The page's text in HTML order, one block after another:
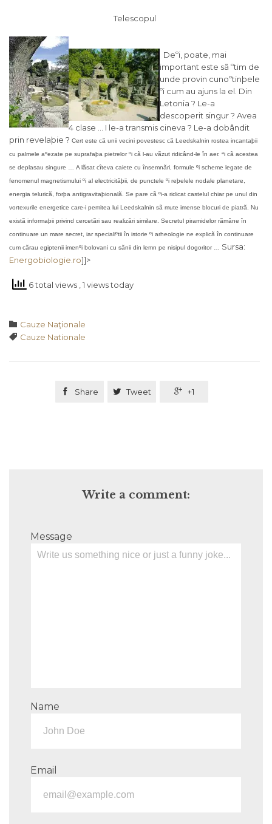
Telescopul
Deºi, poate, mai
important este sã ºtim de
unde provin cunoºtinþele
ºi cum au ajuns la el. Din
Letonia ? Le-a
descoperit singur ? Avea
4 clase … I le-a transmis cineva ? Le-a dobândit
prin revelaþie ? Cert este cã unii vecini povestesc cã Leedskalnin rostea incantaþii
cu palmele aºezate pe suprafaþa pietrelor ºi cã l-au vãzut ridicând-le în aer. ªi cã acestea
se deplasau singure …
A lãsat cîteva caiete cu însemnãri, formule ºi scheme legate de
fenomenul magnetismului ºi al electricitãþii, de punctele ºi reþelele nodale planetare,
energia teluricã, forþa antigravitaþionalã. Se pare cã ºi-a ridicat castelul chiar pe unul din
vortexurile energetice care-i pemitea lui Leedskalnin sã mute imense blocuri de piatrã. Nu
existã informaþii privind cercetãri sau realizãri similare. Secretul piramidelor rãmâne în
continuare un mare secret, iar specialiºtii în istorie ºi arheologie ne explicã în continuare
cum cãrau egiptenii imenºi bolovani cu sãnii din lemn pe nisipul dogoritor …
Sursa:
Energobiologie.ro]]>
6 total views , 1 views today
 Category
Cauze Naţionale
 Tags
Cauze Nationale
 Share  Tweet  +1
Write a comment:
Message
Name
Email